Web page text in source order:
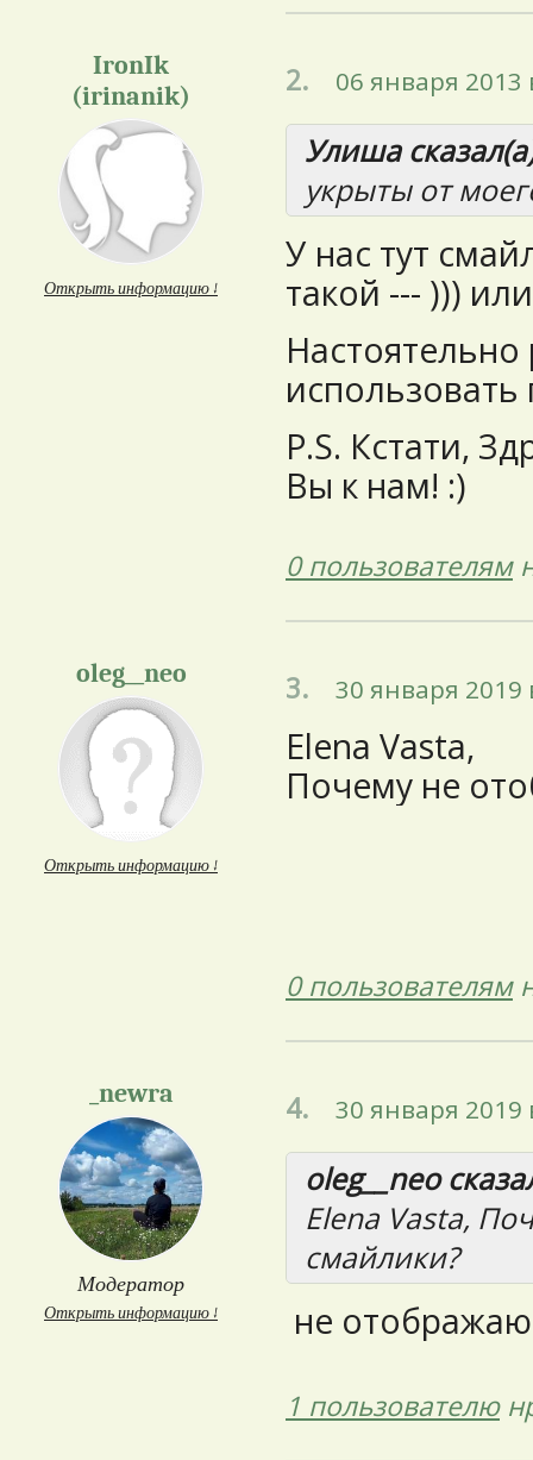
IronIk
(irinanik)
Открыть информацию ↓
2. 06 января 2013
Улиша
укрыты от
У нас тут
такой --- )))
использовать
P.S. Кстати,
Вы к нам! :)
0 пользователям
oleg__neo
Открыть информацию ↓
3. 30 января 2019
Elena Vasta,
Почему не
0 пользователям
_newra
Модератор
Открыть информацию ↓
4. 30 января 2019
oleg__neo
Elena Vasta,
смайлики?
не
1 пользователю